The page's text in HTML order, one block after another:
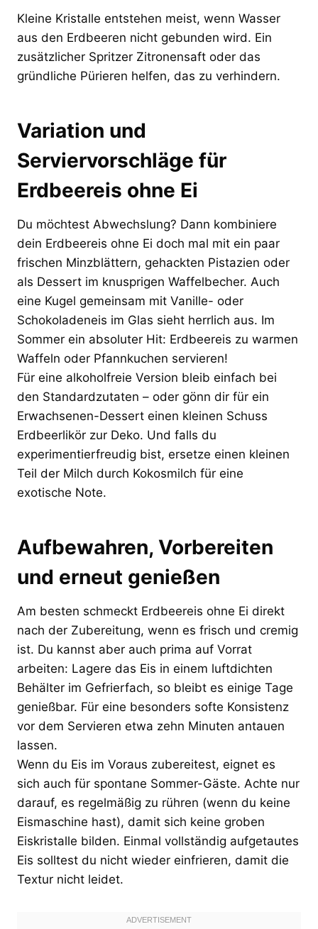
Kleine Kristalle entstehen meist, wenn Wasser
aus den Erdbeeren nicht gebunden wird. Ein
zusätzlicher Spritzer Zitronensaft oder das
gründliche Pürieren helfen, das zu verhindern.
Variation und
Serviervorschläge für
Erdbeereis ohne Ei
Du möchtest Abwechslung? Dann kombiniere
dein Erdbeereis ohne Ei doch mal mit ein paar
frischen Minzblättern, gehackten Pistazien oder
als Dessert im knusprigen Waffelbecher. Auch
eine Kugel gemeinsam mit Vanille- oder
Schokoladeneis im Glas sieht herrlich aus. Im
Sommer ein absoluter Hit: Erdbeereis zu warmen
Waffeln oder Pfannkuchen servieren!
Für eine alkoholfreie Version bleib einfach bei
den Standardzutaten – oder gönn dir für ein
Erwachsenen-Dessert einen kleinen Schuss
Erdbeerlikör zur Deko. Und falls du
experimentierfreudig bist, ersetze einen kleinen
Teil der Milch durch Kokosmilch für eine
exotische Note.
Aufbewahren, Vorbereiten
und erneut genießen
Am besten schmeckt Erdbeereis ohne Ei direkt
nach der Zubereitung, wenn es frisch und cremig
ist. Du kannst aber auch prima auf Vorrat
arbeiten: Lagere das Eis in einem luftdichten
Behälter im Gefrierfach, so bleibt es einige Tage
genießbar. Für eine besonders softe Konsistenz
vor dem Servieren etwa zehn Minuten antauen
lassen.
Wenn du Eis im Voraus zubereitest, eignet es
sich auch für spontane Sommer-Gäste. Achte nur
darauf, es regelmäßig zu rühren (wenn du keine
Eismaschine hast), damit sich keine groben
Eiskristalle bilden. Einmal vollständig aufgetautes
Eis solltest du nicht wieder einfrieren, damit die
Textur nicht leidet.